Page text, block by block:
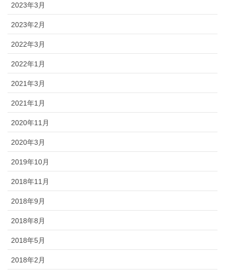
2023年3月
2023年2月
2022年3月
2022年1月
2021年3月
2021年1月
2020年11月
2020年3月
2019年10月
2018年11月
2018年9月
2018年8月
2018年5月
2018年2月